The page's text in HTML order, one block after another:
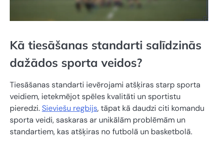
Kā tiesāšanas standarti salīdzinās
dažādos sporta veidos?
Tiesāšanas standarti ievērojami atšķiras starp sporta
veidiem, ietekmējot spēles kvalitāti un sportistu
pieredzi.Sieviešu regbijs, tāpat kā daudzi citi komandu
sporta veidi, saskaras ar unikālām problēmām un
standartiem, kas atšķiras no futbolā un basketbolā.